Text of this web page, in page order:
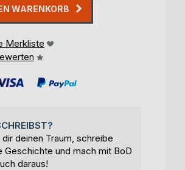
WARENKORB
Merkliste
dir deinen Traum, schreibe
Geschichte und mach mit BoD
daraus!